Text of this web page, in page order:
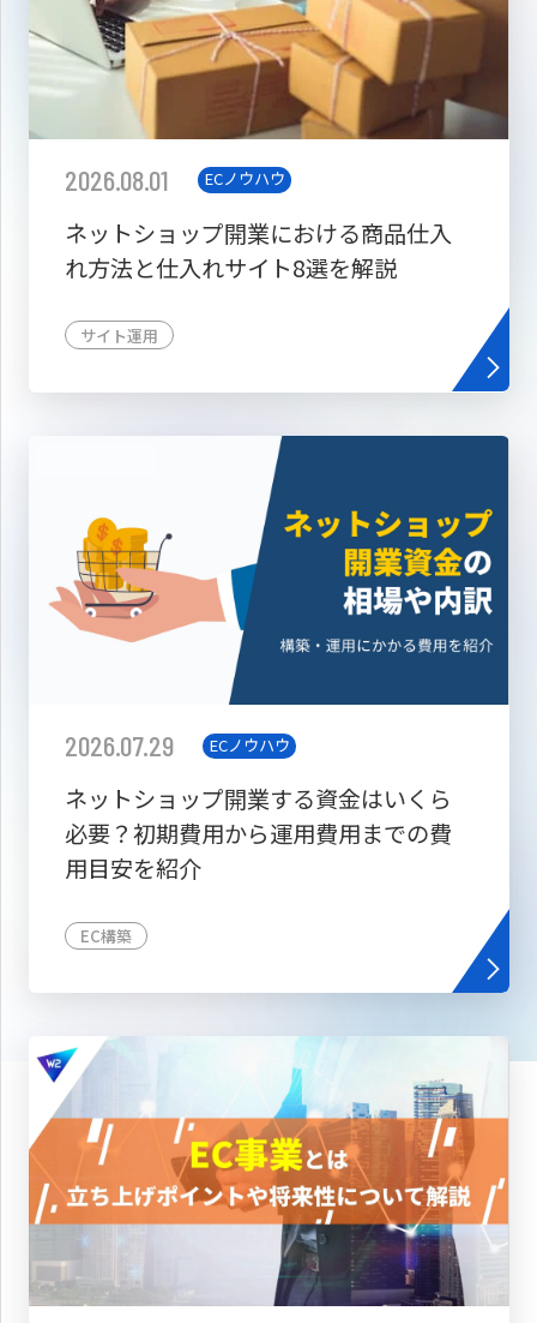
2026.08.01 ECノウハウ
ネットショップ開業における商品仕入
れ方法と仕入れサイト8選を解説
サイト運用
2026.07.29 ECノウハウ
ネットショップ開業する資金はいくら
必要？初期費用から運用費用までの費
用目安を紹介
EC構築